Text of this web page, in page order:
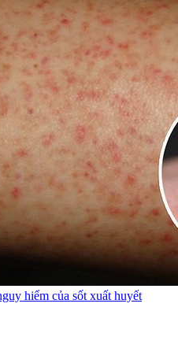
hiểm của sốt xuất huyết